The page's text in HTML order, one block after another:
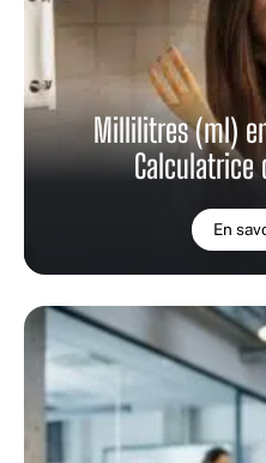
Millilitres (ml)
Calculatrice
En